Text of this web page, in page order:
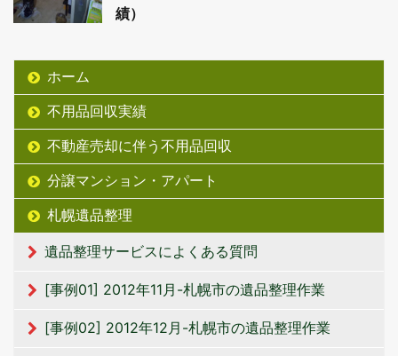
績）
ホーム
不用品回収実績
不動産売却に伴う不用品回収
分譲マンション・アパート
札幌遺品整理
遺品整理サービスによくある質問
[事例01] 2012年11月-札幌市の遺品整理作業
[事例02] 2012年12月-札幌市の遺品整理作業